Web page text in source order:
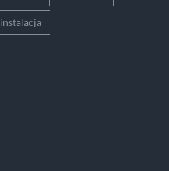
instalacja